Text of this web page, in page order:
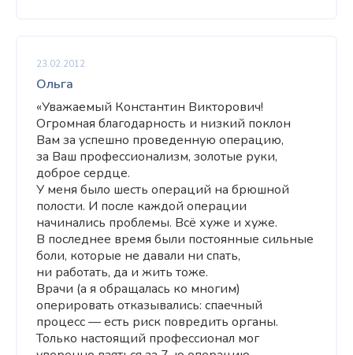
23.02.2012
Ольга
«Уважаемый Константин Викторович!
Огромная благодарность и низкий поклон
Вам за успешно проведенную операцию,
за Ваш профессионализм, золотые руки,
доброе сердце.
У меня было шесть операций на брюшной
полости. И после каждой операции
начинались проблемы. Всё хуже и хуже.
В последнее время были постоянные сильные
боли, которые не давали ни спать,
ни работать, да и жить тоже.
Врачи (а я обращалась ко многим)
оперировать отказывались: спаечный
процесс — есть риск повредить органы.
Только настоящий профессионал мог